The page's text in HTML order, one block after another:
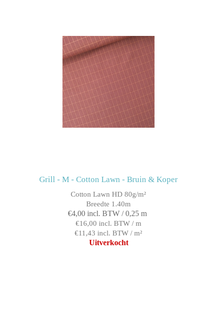
Grill - M - Cotton Lawn - Bruin & Koper
Cotton Lawn HD 80g/m²
Breedte 1.40m
€4,00 incl. BTW / 0,25 m
€16,00 incl. BTW / m
€11,43 incl. BTW / m²
Uitverkocht